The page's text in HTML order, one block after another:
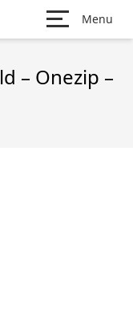
Menu
– Onezip –